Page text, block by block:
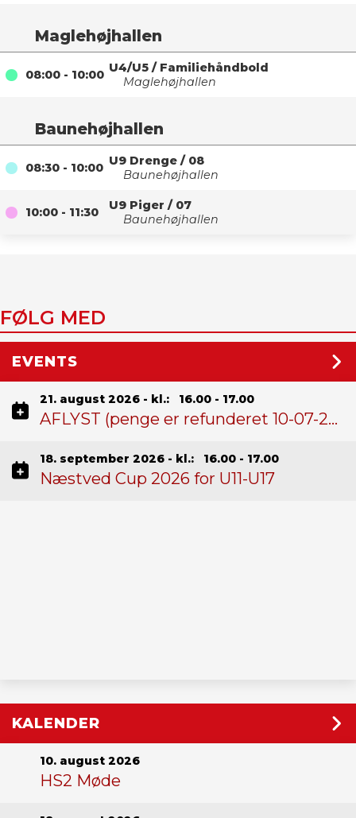
Maglehøjhallen
08:00 - 10:00 U4/U5 / Familiehåndbold
Maglehøjhallen
Baunehøjhallen
08:30 - 10:00 U9 Drenge / 08
Baunehøjhallen
10:00 - 11:30 U9 Piger / 07
Baunehøjhallen
FØLG MED
EVENTS
21. august 2026 - kl.: 16.00 - 17.00
AFLYST (penge er refunderet 10-07-26): Træningslejr U19P, U19D, DS2 & HS2
18. september 2026 - kl.: 16.00 - 17.00
Næstved Cup 2026 for U11-U17
KALENDER
10. august 2026
HS2 Møde